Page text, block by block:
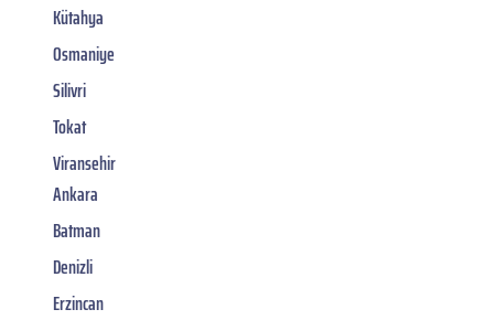
Kütahya
Osmaniye
Silivri
Tokat
Viransehir
Ankara
Batman
Denizli
Erzincan